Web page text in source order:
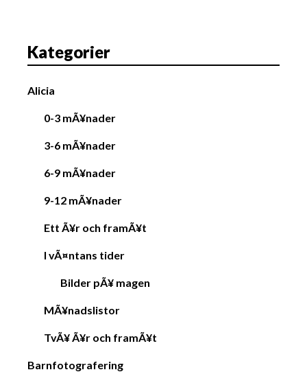
s
a
Kategorier
Alicia
0-3 mÃ¥nader
3-6 mÃ¥nader
6-9 mÃ¥nader
9-12 mÃ¥nader
Ett Ã¥r och framÃ¥t
I vÃ¤ntans tider
Bilder pÃ¥ magen
MÃ¥nadslistor
TvÃ¥ Ã¥r och framÃ¥t
Barnfotografering